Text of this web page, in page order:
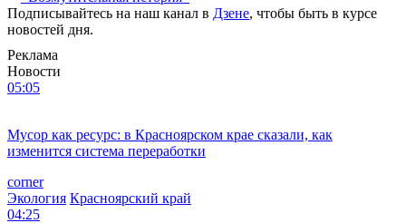
Подписывайтесь на наш канал в Дзене, чтобы быть в курсе
новостей дня.
Реклама
Новости
05:05
Мусор как ресурс: в Красноярском крае сказали, как
изменится система переработки
corner
Экология Красноярский край
04:25